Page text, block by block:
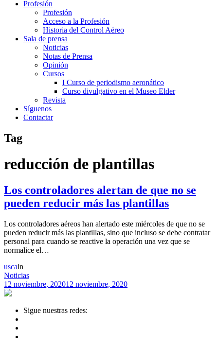
Profesión
Profesión
Acceso a la Profesión
Historia del Control Aéreo
Sala de prensa
Noticias
Notas de Prensa
Opinión
Cursos
I Curso de periodismo aeronático
Curso divulgativo en el Museo Elder
Revista
Síguenos
Contactar
Tag
reducción de plantillas
Los controladores alertan de que no se
pueden reducir más las plantillas
Los controladores aéreos han alertado este miércoles de que no se
pueden reducir más las plantillas, sino que incluso se debe contratar
personal para cuando se reactive la operación una vez que se
normalice el…
uscain
Noticias
12 noviembre, 202012 noviembre, 2020
Sigue nuestras redes: